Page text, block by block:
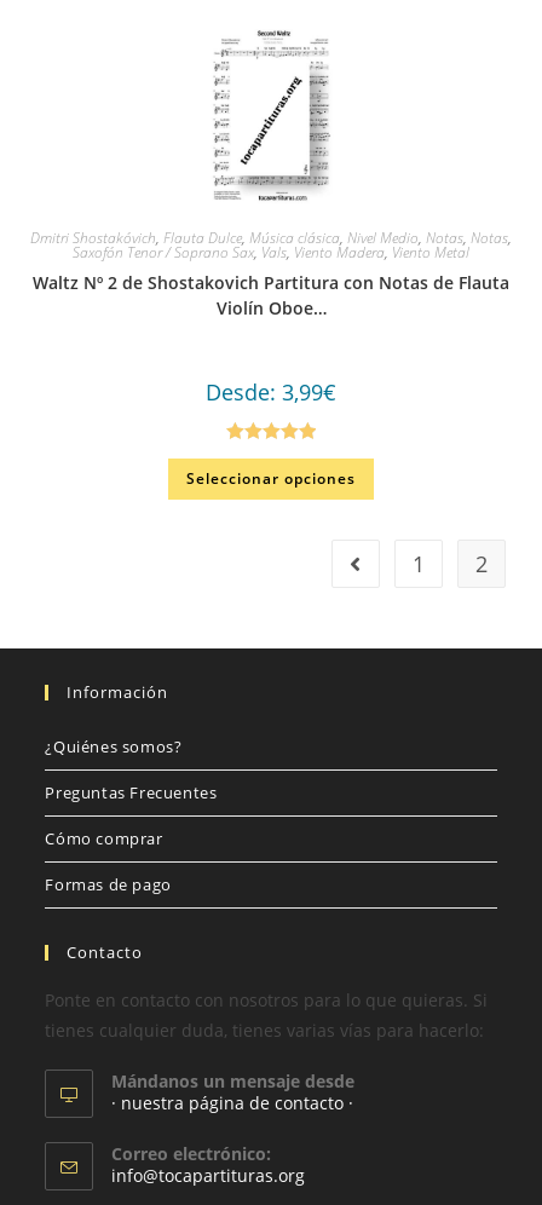
Dmitri Shostakóvich, Flauta Dulce, Música clásica, Nivel Medio, Notas, Notas,
Saxofón Tenor / Soprano Sax, Vals, Viento Madera, Viento Metal
Waltz Nº 2 de Shostakovich Partitura con Notas de Flauta
Violín Oboe…
Desde: 3,99€
Valorado en
5.00de 5
Seleccionar opciones
1 2
Información
¿Quiénes somos?
Preguntas Frecuentes
Cómo comprar
Formas de pago
Contacto
Ponte en contacto con nosotros para lo que quieras. Si
tienes cualquier duda, tienes varias vías para hacerlo:
Mándanos un mensaje desde
· nuestra página de contacto ·
Correo electrónico:
info@tocapartituras.org